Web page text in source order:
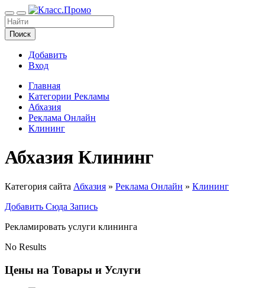
Поиск
Добавить
Вход
Главная
Категории Рекламы
Абхазия
Реклама Онлайн
Клининг
Абхазия Клининг
Категория сайта Абхазия » Реклама Онлайн » Клининг
Добавить Сюда Запись
Рекламировать услуги клининга
No Results
Цены на Товары и Услуги